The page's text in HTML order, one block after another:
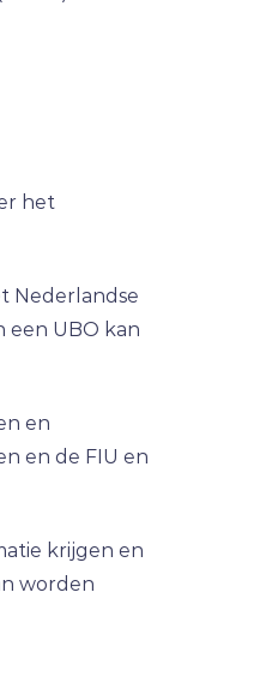
het
Nederlandse
een UBO kan
en
en de FIU en
krijgen en
worden